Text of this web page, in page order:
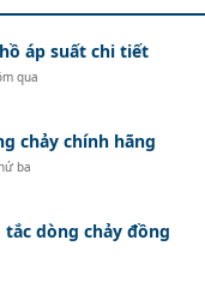
áp suất chi tiết
qua
chảy chính hãng
ba
tắc dòng chảy đồng